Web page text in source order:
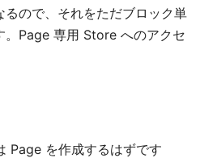
るので、それをただブロック単
。Page 専用 Store へのアクセ
Page を作成するはずです